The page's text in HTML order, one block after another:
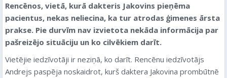
Rencēnos, vietā, kurā dakteris Jakovins pieņēma
pacientus, nekas neliecina, ka tur atrodas ģimenes ārsta
prakse. Pie durvīm nav izvietota nekāda informācija par
pašreizējo situāciju un ko cilvēkiem darīt.
Vietējie iedzīvotāji ir neziņā, ko darīt. Rencēnu iedzīvotājs
Andrejs paspēja noskaidrot, kurš daktera Jakovina prombūtnē